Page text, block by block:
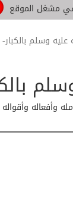
مشغل الموقع
وسلم بالكبار-